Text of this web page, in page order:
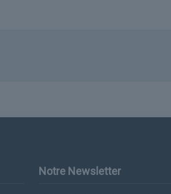
Notre Newsletter